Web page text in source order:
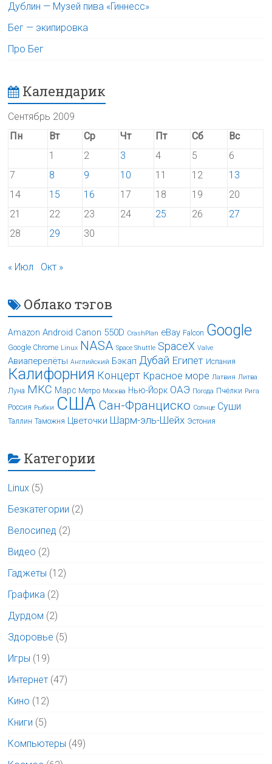
Дублин — Музей пива «Гиннесс»
Бег — экипировка
Про Бег
Календарик
Сентябрь 2009
Пн
Вт Ср Чт Пт Сб
Вс
1
2 3 4 5
6
7
8 9 10 11 12
13
14
15 16 17 18 19
20
21
22 23 24 25 26
27
28
29 30
« Июл Окт »
Облако тэгов
Amazon Android Canon 550D CrashPlan eBay Falcon Google
Google Chrome Linux NASA Space Shuttle SpaceX Valve
Авиаперелёты Английский Бэкап Дубай Египет Испания
Калифорния Концерт Красное море Латвия Литва
Луна МКС Марс Метро Москва Нью-Йорк ОАЭ Погода Пчёлки Рига
Россия Рыбки США Сан-Франциско Солнце Суши
Таллин Таможня Цветочки Шарм-эль-Шейх Эстония
Категории
Linux (5)
Безкатегории (2)
Велосипед (2)
Видео (2)
Гаджеты (12)
Графика (2)
Дурдом (2)
Здоровье (5)
Игры (19)
Интернет (47)
Кино (12)
Книги (5)
Компьютеры (49)